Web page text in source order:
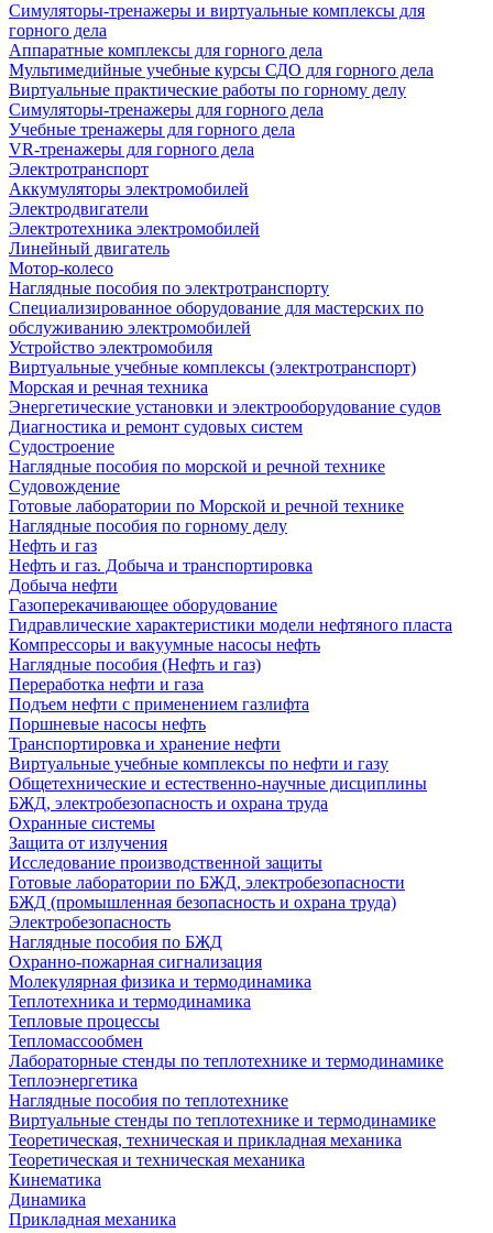
Симуляторы-тренажеры и виртуальные комплексы для
горного дела
Аппаратные комплексы для горного дела
Мультимедийные учебные курсы СДО для горного дела
Виртуальные практические работы по горному делу
Симуляторы-тренажеры для горного дела
Учебные тренажеры для горного дела
VR-тренажеры для горного дела
Электротранспорт
Аккумуляторы электромобилей
Электродвигатели
Электротехника электромобилей
Линейный двигатель
Мотор-колесо
Наглядные пособия по электротранспорту
Специализированное оборудование для мастерских по
обслуживанию электромобилей
Устройство электромобиля
Виртуальные учебные комплексы (электротранспорт)
Морская и речная техника
Энергетические установки и электрооборудование судов
Диагностика и ремонт судовых систем
Судостроение
Наглядные пособия по морской и речной технике
Судовождение
Готовые лаборатории по Морской и речной технике
Наглядные пособия по горному делу
Нефть и газ
Нефть и газ. Добыча и транспортировка
Добыча нефти
Газоперекачивающее оборудование
Гидравлические характеристики модели нефтяного пласта
Компрессоры и вакуумные насосы нефть
Наглядные пособия (Нефть и газ)
Переработка нефти и газа
Подъем нефти с применением газлифта
Поршневые насосы нефть
Транспортировка и хранение нефти
Виртуальные учебные комплексы по нефти и газу
Общетехнические и естественно-научные дисциплины
БЖД, электробезопасность и охрана труда
Охранные системы
Защита от излучения
Исследование производственной защиты
Готовые лаборатории по БЖД, электробезопасности
БЖД (промышленная безопасность и охрана труда)
Электробезопасность
Наглядные пособия по БЖД
Охранно-пожарная сигнализация
Молекулярная физика и термодинамика
Теплотехника и термодинамика
Тепловые процессы
Тепломассообмен
Лабораторные стенды по теплотехнике и термодинамике
Теплоэнергетика
Наглядные пособия по теплотехнике
Виртуальные стенды по теплотехнике и термодинамике
Теоретическая, техническая и прикладная механика
Теоретическая и техническая механика
Кинематика
Динамика
Прикладная механика